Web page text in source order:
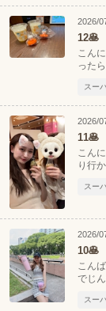
2026/
12🥞
こん
った
スー
2026/
11🥞
こん
り行
スー
2026/
10🥞
こん
でじ
スー